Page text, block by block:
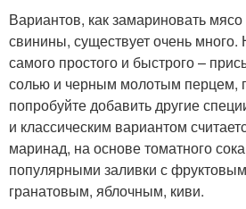
Вариантов, как замариновать
свинины, существует очень
самого простого и быстрого –
солью и черным молотым перцем,
попробуйте добавить другие
и классическим вариантом
маринад, на основе томатного
популярными заливки с
гранатовым, яблочным, киви.